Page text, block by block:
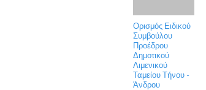
Ορισμός Ειδικού
Συμβούλου
Προέδρου
Δημοτικού
Λιμενικού
Ταμείου Τήνου -
Άνδρου